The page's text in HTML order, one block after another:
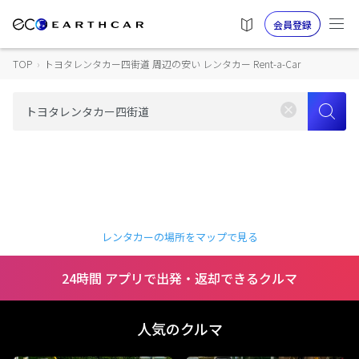
会員登録
TOP › トヨタレンタカー四街道 周辺の安い レンタカー Rent-a-Car
レンタカーの場所をマップで見る
24時間 アプリで出発・返却できるクルマ
人気のクルマ